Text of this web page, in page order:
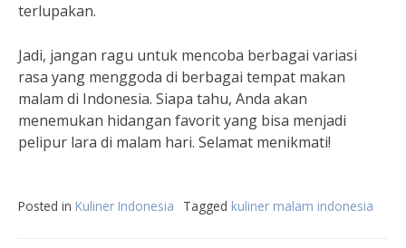
terlupakan.
Jadi, jangan ragu untuk mencoba berbagai variasi
rasa yang menggoda di berbagai tempat makan
malam di Indonesia. Siapa tahu, Anda akan
menemukan hidangan favorit yang bisa menjadi
pelipur lara di malam hari. Selamat menikmati!
Posted in Kuliner Indonesia Tagged kuliner malam indonesia